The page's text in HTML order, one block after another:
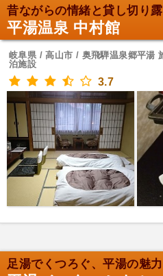
昔ながらの情緒と貸し切り
平湯温泉 中村館
岐阜県 / 高山市 / 奥飛騨温泉郷平湯
泊施設
3.7
足湯でくつろぐ、平湯の魅力